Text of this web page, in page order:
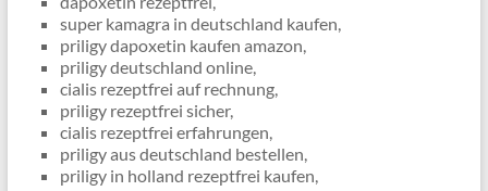
super kamagra in deutschland kaufen,
priligy dapoxetin kaufen amazon,
priligy deutschland online,
cialis rezeptfrei auf rechnung,
priligy rezeptfrei sicher,
cialis rezeptfrei erfahrungen,
priligy aus deutschland bestellen,
priligy in holland rezeptfrei kaufen,